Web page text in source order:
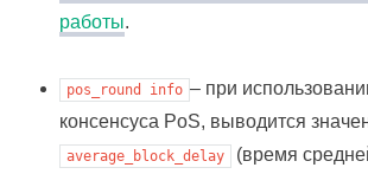
работы.
pos_round info – при
консенсуса PoS, выводится
average_block_delay
(время